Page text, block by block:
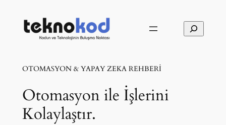
Ara
OTOMASYON & YAPAY ZEKA REHBERİ
Otomasyon ile İşlerini
Kolaylaştır.